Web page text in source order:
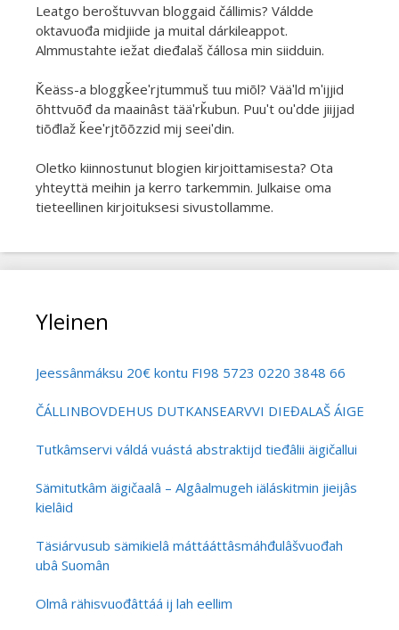
Leatgo beroštuvvan bloggaid čállimis? Váldde
oktavuođa midjiide ja muital dárkileappot.
Almmustahte iežat dieđalaš čállosa min siidduin.
Ǩeäss-a bloggǩeeʹrjtummuš tuu miõl? Vääʹld mʹijjid
õhttvuõđ da maainâst tääʹrǩubun. Puuʹt ouʹdde jiijjad
tiõđlaž ǩeeʹrjtõõzzid mij seeiʹdin.
Oletko kiinnostunut blogien kirjoittamisesta? Ota
yhteyttä meihin ja kerro tarkemmin. Julkaise oma
tieteellinen kirjoituksesi sivustollamme.
Yleinen
Jeessânmáksu 20€ kontu FI98 5723 0220 3848 66
ČÁLLINBOVDEHUS DUTKANSEARVVI DIEĐALAŠ
Tutkâmservi váldá vuástá abstraktijd tieđâlii äigičallui
Sämitutkâm äigičaalâ – Algâalmugeh iäláskitmin jieijâs
kielâid
Täsiárvusub sämikielâ máttááttâsmáhđulâšvuođah
ubâ Suomân
Olmâ rähisvuođâttáá ij lah eellim